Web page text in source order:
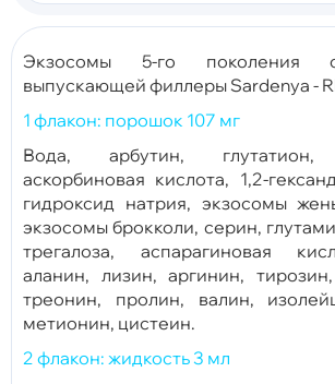
Экзосомы 5-го поколения
выпускающей филлеры Sardenya -
1 флакон: порошок 107 мг
Вода, арбутин, глутатион,
аскорбиновая кислота, 1,2-
гидроксид натрия, экзосомы
экзосомы брокколи, серин,
трегалоза, аспарагиновая
аланин, лизин, аргинин,
треонин, пролин, валин,
метионин, цистеин.
2 флакон: жидкость 3 мл